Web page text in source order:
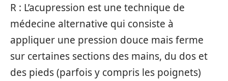
R : L’acupression est une technique de
médecine alternative qui consiste à
appliquer une pression douce mais ferme
sur certaines sections des mains, du dos et
des pieds (parfois y compris les poignets)